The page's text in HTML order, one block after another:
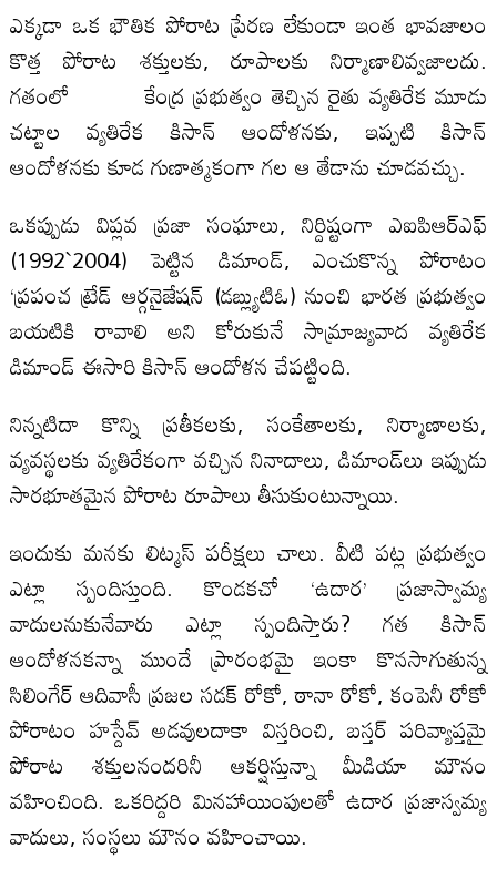
ఎక్కడా ఒక భౌతిక పోరాట ప్రేరణ లేకుండా ఇంత భావజాలం
కొత్త పోరాట శక్తులకు, రూపాలకు నిర్మాణాలివ్వజాలదు.
గతంలో కేంద్ర ప్రభుత్వం తెచ్చిన రైతు వ్యతిరేక మూడు
చట్టాల వ్యతిరేక కిసాన్‌ ఆందోళనకు, ఇప్పటి కిసాన్‌
ఆందోళనకు కూడ గుణాత్మకంగా గల ఆ తేడాను చూడవచ్చు.
ఒకప్పుడు విప్లవ ప్రజా సంఘాలు, నిర్దిష్టంగా ఎఐపిఆర్‌ఎఫ్‌
(1992`2004) పెట్టిన డిమాండ్‌, ఎంచుకొన్న పోరాటం
‘ప్రపంచ ట్రేడ్‌ ఆర్గనైజేషన్‌ (డబ్ల్యుటిఓ) నుంచి భారత ప్రభుత్వం
బయటికి రావాలి అని కోరుకునే సామ్రాజ్యవాద వ్యతిరేక
డిమాండ్‌ ఈసారి కిసాన్‌ ఆందోళన చేపట్టింది.
నిన్నటిదా కొన్ని ప్రతీకలకు, సంకేతాలకు, నిర్మాణాలకు,
వ్యవస్థలకు వ్యతిరేకంగా వచ్చిన నినాదాలు, డిమాండ్‌లు ఇప్పుడు
సారభూతమైన పోరాట రూపాలు తీసుకుంటున్నాయి.
ఇందుకు మనకు లిట్మస్‌ పరీక్షలు చాలు. వీటి పట్ల ప్రభుత్వం
ఎట్లా స్పందిస్తుంది. కొండకచో ‘ఉదార’ ప్రజాస్వామ్య
వాదులనుకునేవారు ఎట్లా స్పందిస్తారు? గత కిసాన్‌
ఆందోళనకన్నా ముందే ప్రారంభమై ఇంకా కొనసాగుతున్న
సిలింగేర్‌ ఆదివాసీ ప్రజల సడక్‌ రోకో, ఠానా రోకో, కంపెనీ రోకో
పోరాటం హస్దేవ్‌ అడవులదాకా విస్తరించి, బస్తర్‌ పరివ్యాప్తమై
పోరాట శక్తులనందరినీ ఆకర్షిస్తున్నా మీడియా మౌనం
వహించింది. ఒకరిద్దరి మినహాయింపులతో ఉదార ప్రజాస్వమ్య
వాదులు, సంస్థలు మౌనం వహించాయి.